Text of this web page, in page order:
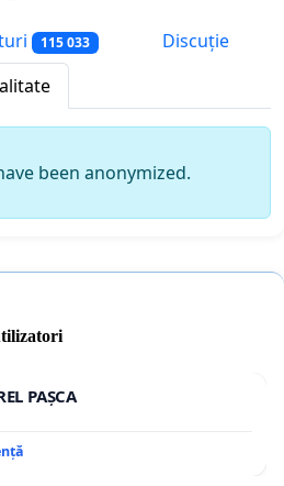
115 033
Discuție
been anonymized.
PAȘCA